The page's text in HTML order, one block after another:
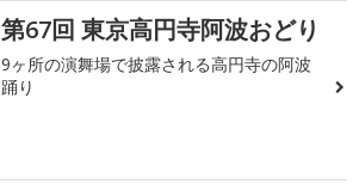
第67回 東京高円寺阿波おどり
9ヶ所の演舞場で披露される高円寺の阿波
踊り